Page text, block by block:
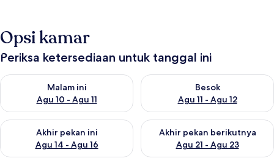
Opsi kamar
Periksa ketersediaan untuk tanggal ini
Malam ini
Agu 10 - Agu 11
Periksa ketersediaan untuk malam ini Agu 10 - Agu 11
Besok
Agu 11 - Agu 12
Periksa ketersediaan untuk
Akhir pekan ini
Agu 14 - Agu 16
Periksa ketersediaan untuk akhir pekan ini Agu 14 - Agu 16
Akhir pekan berikutnya
Agu 21 - Agu 23
Periksa ketersediaan untuk